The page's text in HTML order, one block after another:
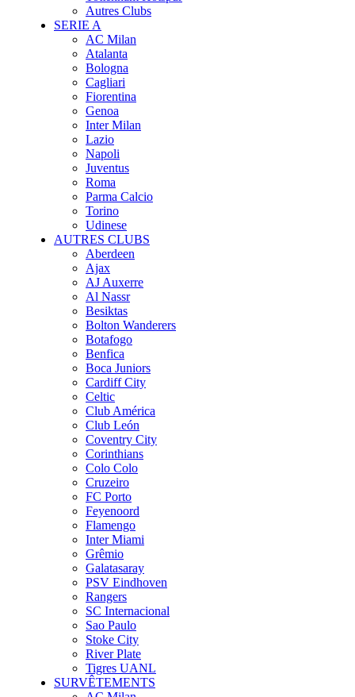
Autres Clubs
SERIE A
AC Milan
Atalanta
Bologna
Cagliari
Fiorentina
Genoa
Inter Milan
Lazio
Napoli
Juventus
Roma
Parma Calcio
Torino
Udinese
AUTRES CLUBS
Aberdeen
Ajax
AJ Auxerre
Al Nassr
Besiktas
Bolton Wanderers
Botafogo
Benfica
Boca Juniors
Cardiff City
Celtic
Club América
Club León
Coventry City
Corinthians
Colo Colo
Cruzeiro
FC Porto
Feyenoord
Flamengo
Inter Miami
Grêmio
Galatasaray
PSV Eindhoven
Rangers
SC Internacional
Sao Paulo
Stoke City
River Plate
Tigres UANL
SURVÊTEMENTS